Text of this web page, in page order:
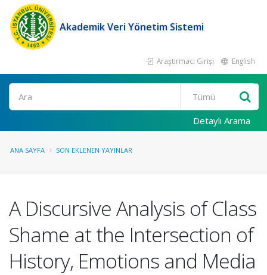
Akademik Veri Yönetim Sistemi
Araştırmacı Girişi English
Ara
Detaylı Arama
ANA SAYFA SON EKLENEN YAYINLAR
A Discursive Analysis of Class
Shame at the Intersection of
History, Emotions and Media